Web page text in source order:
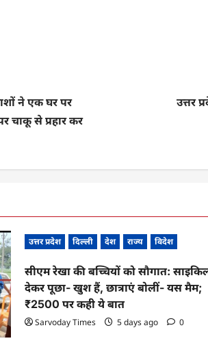
ने एक घर पर
चाकू से प्रहार कर
उत्तर
उत्तर प्रदेश दिल्ली देश राज्य विदेश
सीएम रेखा की बच्चियों को सौगात:
देकर पूछा- खुश हैं, छात्राएं बोलीं- यस मैम;
₹2500 पर कही ये बात
Sarvoday Times 5 days ago 0